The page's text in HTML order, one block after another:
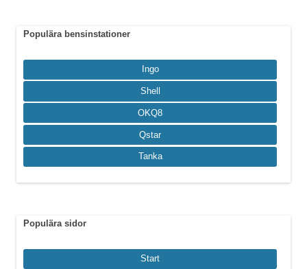
Populära bensinstationer
Ingo
Shell
OKQ8
Qstar
Tanka
Populära sidor
Start